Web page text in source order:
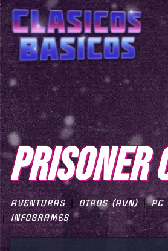
PRISONER
AVENTURAS OTROS (AVN) PC
INFOGRAMES